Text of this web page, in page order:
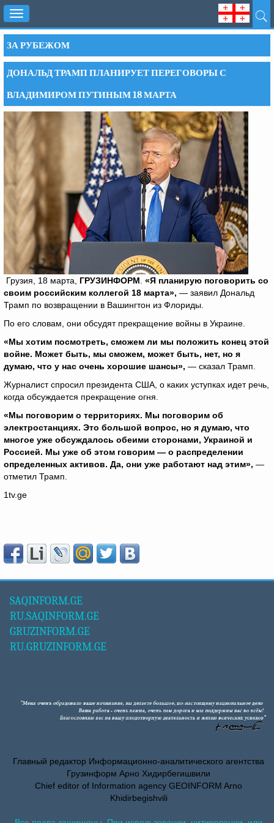
Toggle
navigation
ЗА РУБЕЖОМ
ДОНАЛЬД ТРАМП ПЛАНИРУЕТ ПЕРЕГОВОРЫ С
ВЛАДИМИРОМ ПУТИНЫМ 18 МАРТА
Грузия, 18 марта, ГРУЗИНФОРМ «Я планирую поговорить со
своим российским коллегой 18 марта», — заявил Дональд
Трамп по возвращении в Вашингтон из Флориды.
По его словам, они обсудят прекращение войны в Украине.
«Мы хотим посмотреть, сможем ли мы положить конец этой
войне. Может быть, мы сможем, может быть, нет, но я
думаю, что у нас очень хорошие шансы», — сказал Трамп.
Журналист спросил президента США, о каких уступках идет речь,
когда обсуждается прекращение огня.
«Мы поговорим о территориях. Мы поговорим об
электростанциях. Это большой вопрос, но я думаю, что
многое уже обсуждалось обеими сторонами, Украиной и
Россией. Мы уже об этом говорим — о распределении
определенных активов. Да, они уже работают над этим», —
отметил Трамп.
1tv.ge
SAQINFORM.GE
RU.SAQINFORM.GE
GRUZINFORM.GE
RU.GRUZINFORM.GE
Главный редактор Информационно-аналитического агентства
Грузинформ Арно Хидирбегишвили
Chief editor of Information agency GEOINFORM Arno
Khidirbegishvili